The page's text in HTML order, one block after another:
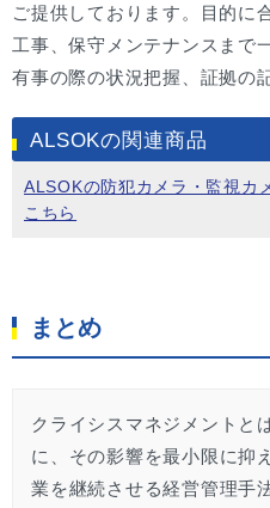
ご提供しております。目的に
工事、保守メンテナンスまで
有事の際の状況把握、証拠の
ALSOKの関連商品
ALSOKの防犯カメラ・監視カ
こちら
まとめ
クライシスマネジメントと
に、その影響を最小限に抑
業を継続させる経営管理手